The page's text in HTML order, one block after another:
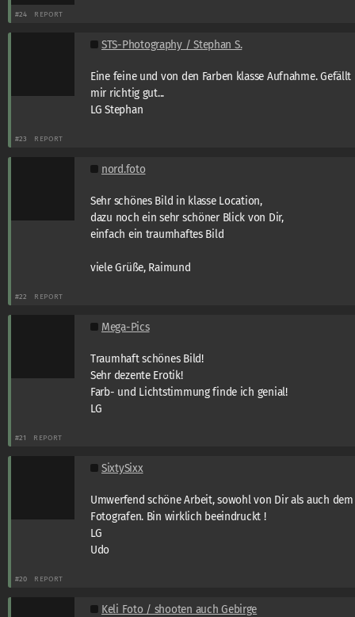
#24 REPORT
STS-Photography / Stephan S.
Eine feine und von den Farben klasse Aufnahme. Gefällt
mir richtig gut...
LG Stephan
#23 REPORT
nord.foto
Sehr schönes Bild in klasse Location,
dazu noch ein sehr schöner Blick von Dir,
einfach ein traumhaftes Bild
viele Grüße, Raimund
#22 REPORT
Mega-Pics
Traumhaft schönes Bild!
Sehr dezente Erotik!
Farb- und Lichtstimmung finde ich genial!
LG
#21 REPORT
SixtySixx
Umwerfend schöne Arbeit, sowohl von Dir als auch dem
Fotografen. Bin wirklich beeindruckt !
LG
Udo
#20 REPORT
Keli Foto / shooten auch Gebirge